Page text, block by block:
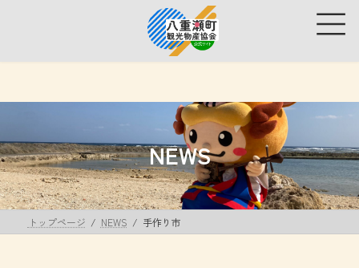
ス
プ
ン
動
NEWS
トップページ NEWS 手作り市